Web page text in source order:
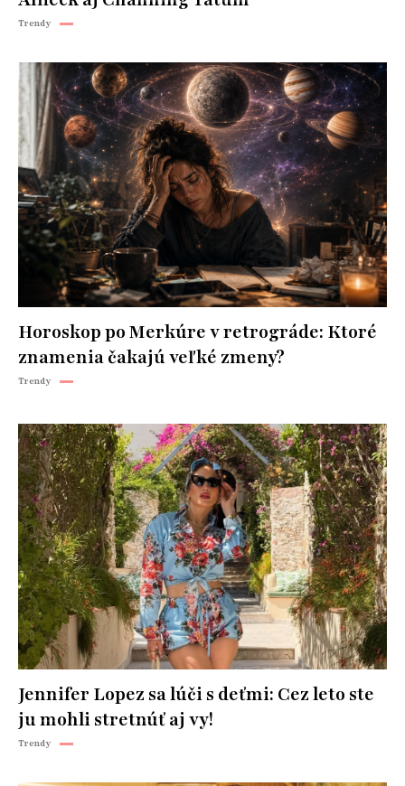
Trendy
Horoskop po Merkúre v retrográde: Ktoré
znamenia čakajú veľké zmeny?
Trendy
Jennifer Lopez sa lúči s deťmi: Cez leto ste
ju mohli stretnúť aj vy!
Trendy